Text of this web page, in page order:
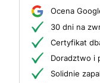
Ocena
30 dni na
Certyfikat
Doradztwo i
Solidnie